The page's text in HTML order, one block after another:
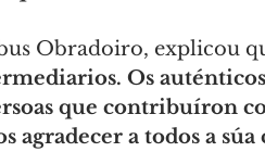
Obradoiro, explicou
Os
que contribuíron
a todos a súa